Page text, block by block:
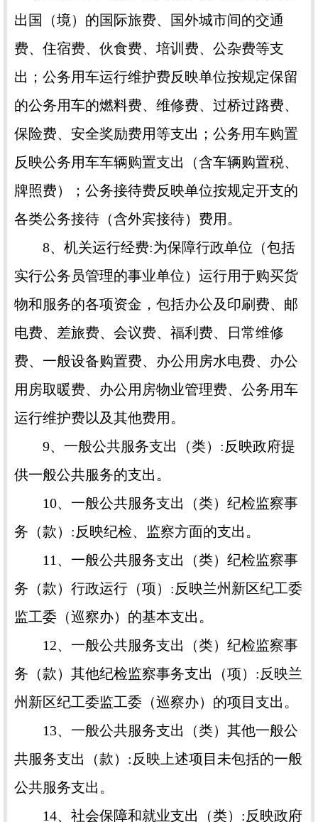
出国（境）的国际旅费、国外城市间的交通
费、住宿费、伙食费、培训费、公杂费等支
出；公务用车运行维护费反映单位按规定保留
的公务用车的燃料费、维修费、过桥过路费、
保险费、安全奖励费用等支出；公务用车购置
反映公务用车车辆购置支出（含车辆购置税、
牌照费）；公务接待费反映单位按规定开支的
各类公务接待（含外宾接待）费用。
8、机关运行经费:为保障行政单位（包括
实行公务员管理的事业单位）运行用于购买货
物和服务的各项资金，包括办公及印刷费、邮
电费、差旅费、会议费、福利费、日常维修
费、一般设备购置费、办公用房水电费、办公
用房取暖费、办公用房物业管理费、公务用车
运行维护费以及其他费用。
9、一般公共服务支出（类）:反映政府提
供一般公共服务的支出。
10、一般公共服务支出（类）纪检监察事
务（款）:反映纪检、监察方面的支出。
11、一般公共服务支出（类）纪检监察事
务（款）行政运行（项）:反映兰州新区纪工委
监工委（巡察办）的基本支出。
12、一般公共服务支出（类）纪检监察事
务（款）其他纪检监察事务支出（项）:反映兰
州新区纪工委监工委（巡察办）的项目支出。
13、一般公共服务支出（类）其他一般公
共服务支出（款）:反映上述项目未包括的一般
公共服务支出。
14、社会保障和就业支出（类）:反映政府